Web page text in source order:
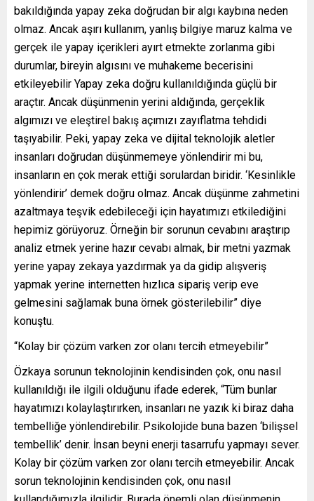
bakıldığında yapay zeka doğrudan bir algı kaybına neden
olmaz. Ancak aşırı kullanım, yanlış bilgiye maruz kalma ve
gerçek ile yapay içerikleri ayırt etmekte zorlanma gibi
durumlar, bireyin algısını ve muhakeme becerisini
etkileyebilir Yapay zeka doğru kullanıldığında güçlü bir
araçtır. Ancak düşünmenin yerini aldığında, gerçeklik
algımızı ve eleştirel bakış açımızı zayıflatma tehdidi
taşıyabilir. Peki, yapay zeka ve dijital teknolojik aletler
insanları doğrudan düşünmemeye yönlendirir mi bu,
insanların en çok merak ettiği sorulardan biridir. ‘Kesinlikle
yönlendirir’ demek doğru olmaz. Ancak düşünme zahmetini
azaltmaya teşvik edebileceği için hayatımızı etkilediğini
hepimiz görüyoruz. Örneğin bir sorunun cevabını araştırıp
analiz etmek yerine hazır cevabı almak, bir metni yazmak
yerine yapay zekaya yazdırmak ya da gidip alışveriş
yapmak yerine internetten hızlıca sipariş verip eve
gelmesini sağlamak buna örnek gösterilebilir” diye
konuştu.
“Kolay bir çözüm varken zor olanı tercih etmeyebilir”
Özkaya sorunun teknolojinin kendisinden çok, onu nasıl
kullanıldığı ile ilgili olduğunu ifade ederek, “Tüm bunlar
hayatımızı kolaylaştırırken, insanları ne yazık ki biraz daha
tembelliğe yönlendirebilir. Psikolojide buna bazen ‘bilişsel
tembellik’ denir. İnsan beyni enerji tasarrufu yapmayı sever.
Kolay bir çözüm varken zor olanı tercih etmeyebilir. Ancak
sorun teknolojinin kendisinden çok, onu nasıl